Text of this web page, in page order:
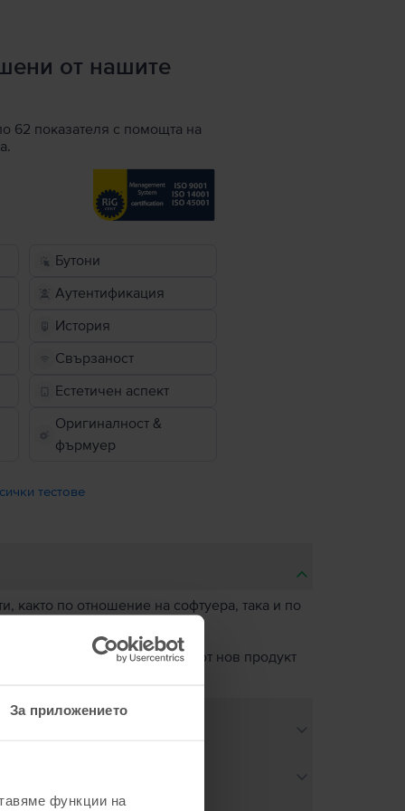
За приложението
функции на
от нашите
62 показателя с помощта на
Бутони
Аутентификация
История
Свързаност
Естетичен аспект
Оригиналност &
фърмуер
тестове
както по отношение на софтуера, така и по
Единствената разлика от нов продукт
му функционалност.